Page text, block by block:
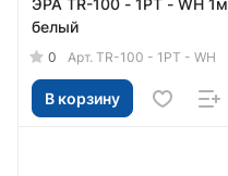
ЭРА TR-100 - 1PT - WH 1м
белый
0 Арт. TR-100 - 1PT - WH
В корзину